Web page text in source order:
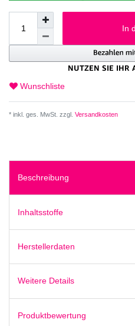
In
Wunschliste
* inkl. ges. MwSt. zzgl. Versandkosten
Beschreibung
Inhaltsstoffe
Herstellerdaten
Weitere Details
Produktbewertung